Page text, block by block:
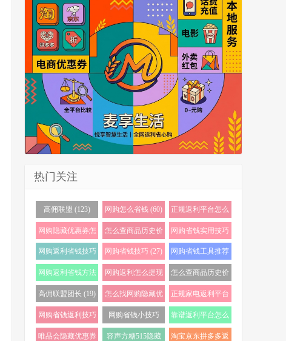
热门关注
高佣联盟 (123) 网购怎么省钱 (60)
正规返利平台怎么
选 (56)
网购隐藏优惠券怎
么找 (38)
怎么查商品历史价
格 (35)
网购省钱实用技巧
(32)
网购返利省钱技巧
(32)
网购省钱技巧 (27)
网购省钱工具推荐
(23)
网购返利省钱方法
(22)
网购返利怎么提现
(21)
怎么查商品历史价
格走势 (20)
高佣联盟团长 (19)
怎么找网购隐藏优
惠券 (19)
正规家电返利平台
怎么选 (18)
网购省钱返利技巧
(18)
网购省钱小技巧
(18)
靠谱返利平台怎么
选 (17)
唯品会隐藏优惠券
容声方糖515隐藏
淘宝京东拼多多返